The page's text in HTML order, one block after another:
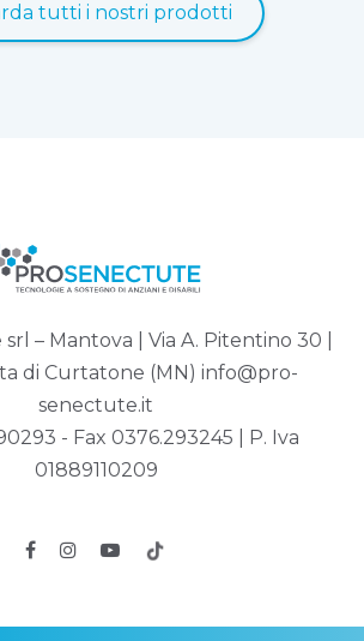
tutti i nostri prodotti
– Mantova | Via A. Pitentino 30 |
di Curtatone (MN) info@pro-
senectute.it
- Fax 0376.293245 | P. Iva
01889110209